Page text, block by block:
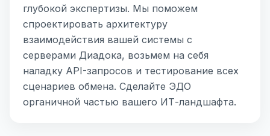
глубокой экспертизы. Мы поможем
спроектировать архитектуру
взаимодействия вашей системы с
серверами Диадока, возьмем на себя
наладку API-запросов и тестирование всех
сценариев обмена. Сделайте ЭДО
органичной частью вашего ИТ-ландшафта.